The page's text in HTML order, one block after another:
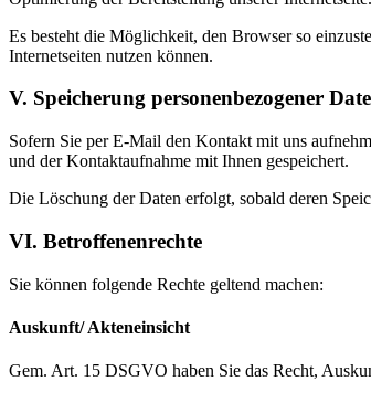
Es besteht die Möglichkeit, den Browser so
Internetseiten nutzen können.
V. Speicherung personenbezogener
Sofern Sie per E-Mail den Kontakt mit uns
und der Kontaktaufnahme mit Ihnen gespeichert.
Die Löschung der Daten erfolgt, sobald deren
VI. Betroffenenrechte
Sie können folgende Rechte geltend machen:
Auskunft/ Akteneinsicht
Gem. Art. 15 DSGVO haben Sie das Recht,